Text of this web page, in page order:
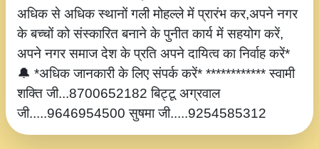
अधिक से अधिक स्थानों गली मोहल्ले में प्रारंभ कर,अपने नगर
के बच्चों को संस्कारित बनाने के पुनीत कार्य में सहयोग करें,
अपने नगर समाज देश के प्रति अपने दायित्व का निर्वाह करें*
🔔 *अधिक जानकारी के लिए संपर्क करें* ************ स्वामी
शक्ति जी...8700652182 बिट्टू अग्रवाल
जी.....9646954500 सुषमा जी.....9254585312